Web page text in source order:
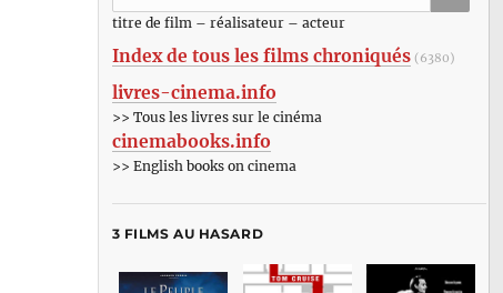
:titre de film – réalisateur – acteur
Index de tous les films chroniqués (6380)
livres-cinema.info
>> Tous les livres sur le cinéma
cinemabooks.info
>> English books on cinema
3 FILMS AU HASARD